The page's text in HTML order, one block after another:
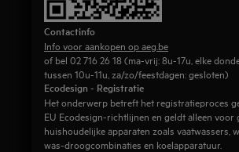
Contactinfo
Info voor aankopen op aeg.be
of bel 02 716 26 18 (ma-vrij: 8u-17u, elke
tussen 10u-11u, za/zo/feestdagen: gesloten)
Ecodesign - Registratie
Het onderwerp betreft het registratieproces
EU Ecodesign-richtlijnen en geldt alleen voor
huishoudelijke apparaten zoals vaatwassers,
was-droogcombinaties en koelapparatuur.